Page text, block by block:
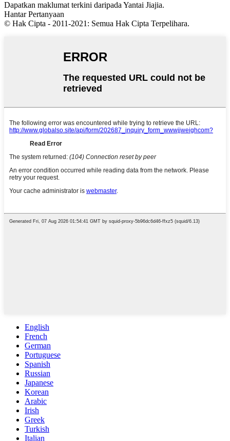
Dapatkan maklumat terkini daripada Yantai Jiajia.
Hantar Pertanyaan
© Hak Cipta - 2011-2021: Semua Hak Cipta Terpelihara.
English
French
German
Portuguese
Spanish
Russian
Japanese
Korean
Arabic
Irish
Greek
Turkish
Italian